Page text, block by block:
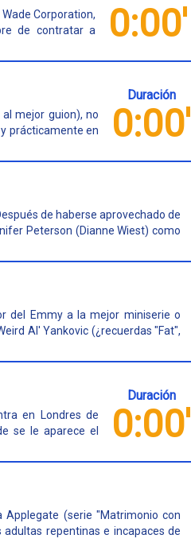
Corporation,
de contratar a
0:00'
mejor guion), no
prácticamente en
Duración
0:00'
de haberse aprovechado de
Peterson (Dianne Wiest) como
del Emmy a la mejor miniserie o
Al' Yankovic (¿recuerdas "Fat",
en Londres de
se le aparece el
Duración
0:00'
Applegate (serie "Matrimonio con
repentinas e incapaces de